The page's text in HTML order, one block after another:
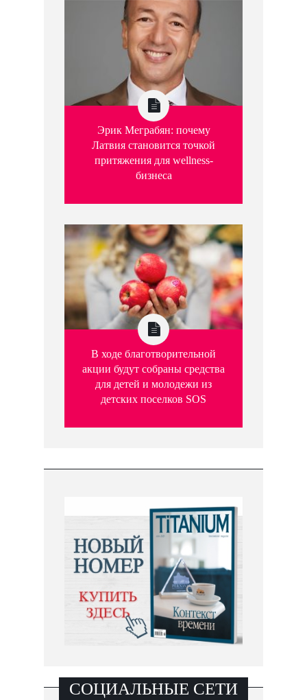
Эрик Меграбян: почему
Латвия становится точкой
притяжения для wellness-
бизнеса
В ходе благотворительной
акции будут собраны средства
для детей и молодежи из
детских поселков SOS
СОЦИАЛЬНЫЕ СЕТИ